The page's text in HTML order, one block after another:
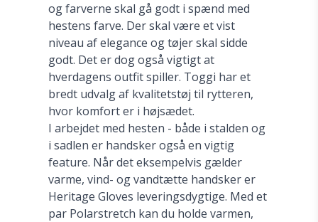
og farverne skal gå godt i spænd med
hestens farve. Der skal være et vist
niveau af elegance og tøjer skal sidde
godt. Det er dog også vigtigt at
hverdagens outfit spiller. Toggi har et
bredt udvalg af kvalitetstøj til rytteren,
hvor komfort er i højsædet.
I arbejdet med hesten - både i stalden og
i sadlen er handsker også en vigtig
feature. Når det eksempelvis gælder
varme, vind- og vandtætte handsker er
Heritage Gloves leveringsdygtige. Med et
par Polarstretch kan du holde varmen,